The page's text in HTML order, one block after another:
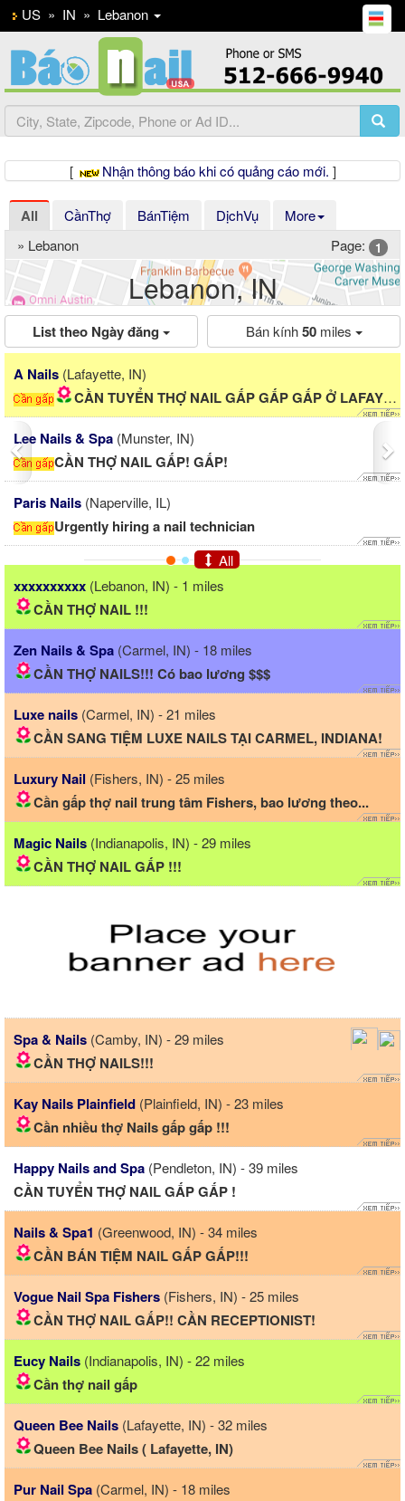
US » IN » Lebanon
[ Nhận thông báo khi có quảng cáo mới. ]
All CầnThợ BánTiệm DịchVụ
More
» Lebanon
Page: 1
Lebanon, IN
List theo Ngày đăng Bán kính50miles
All
GẤP Ở LAFAYETTE, IN! CẦN THỢ NAILS!!! Có
A Nails
CẦN TUYỂN THỢ NAIL GẤP
CẦN THỢ NAIL GẤP! GẤP!
Previous
xxxxxxxxxx (Lebanon, IN) - 1 miles
CẦN THỢ NAIL !!!
Zen Nails & Spa (Carmel, IN) - 18 miles
CẦN THỢ NAILS!!! Có bao lương $$$
Luxe nails (Carmel, IN) - 21 miles
CẦN SANG TIỆM LUXE NAILS TẠI CARMEL, INDIANA!
Luxury Nail (Fishers, IN) - 25 miles
Cần gấp thợ nail trung tâm Fishers, bao lương theo...
Magic Nails (Indianapolis, IN) - 29 miles
CẦN THỢ NAIL GẤP !!!
Spa & Nails (Camby, IN) - 29 miles
CẦN THỢ NAILS!!!
Kay Nails Plainfield (Plainfield, IN) - 23 miles
Cần nhiều thợ Nails gấp gấp !!!
Happy Nails and Spa (Pendleton, IN) - 39 miles
CẦN TUYỂN THỢ NAIL GẤP GẤP !
Nails & Spa1 (Greenwood, IN) - 34 miles
CẦN BÁN TIỆM NAIL GẤP GẤP!!!
Vogue Nail Spa Fishers (Fishers, IN) - 25 miles
CẦN THỢ NAIL GẤP!! CẦN RECEPTIONIST!
Eucy Nails (Indianapolis, IN) - 22 miles
Cần thợ nail gấp
Queen Bee Nails (Lafayette, IN) - 32 miles
Queen Bee Nails ( Lafayette, IN)
Pur Nail Spa (Carmel, IN) - 18 miles